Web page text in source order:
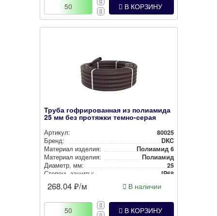
В КОРЗИНУ
Труба гофрированная из полиамида
25 мм без протяжки темно-серая
Артикул:
80025
Бренд:
DKC
Материал изделия:
Полиамид 6
Материал изделия:
Полиамид
Диаметр, мм:
25
Степень защиты:
IP68
Наличие протяжки:
Цвет:
Тем­но-се­рый
268.04 ₽/м В наличии
В КОРЗИНУ